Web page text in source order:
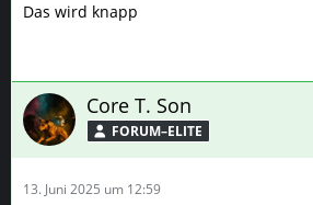
Das wird knapp
Core T. Son
FORUM–ELITE
13. Juni 2025 um 12:59